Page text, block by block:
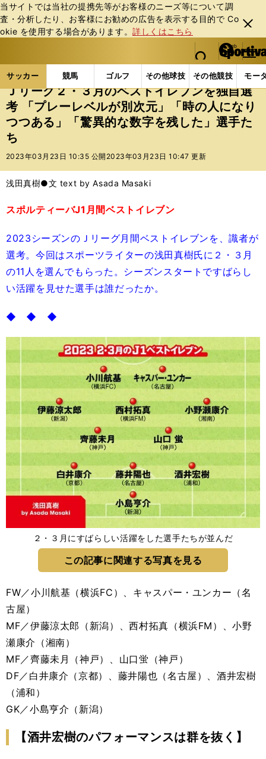
当サイトでは当社の提携先等がお客様のニーズ等について調
査・分析したり、お客様にお勧めの広告を表⽰する⽬的で Co
okie を使⽤する場合があります。詳しくはこちら
閉じ
る
web Sportiva (webスポルティーバ)
検索
マイペ
ー
ジ
メニュ
サッカー 競馬 ゴルフ その他球技 その他競技 モー
ス
ポ
ル
テ
ィ
ー
バ
サッカーの記事一覧 Jリーグ他 Jリーグ Ｊリー
Ｊリーグ２・３月のベストイレブンを独自選
考 「プレーレベルが別次元」「時の人になり
つつある」「驚異的な数字を残した」選手た
ち
2023年03月23日 10:35 公開 2023年03月23日 10:47 更新
浅田真樹●文 text by Asada Masaki
スポルティーバJ1月間ベストイレブン
2023シーズンのＪリーグ月間ベストイレブンを、識者が
選考。今回はスポーツライターの浅田真樹氏に２・３月
の11人を選んでもらった。シーズンスタートですばらし
い活躍を見せた選手は誰だったか。
◆ ◆ ◆
２・３月にすばらしい活躍をした選手たちが並んだ
この記事に関連する写真を見る
FW／小川航基（横浜FC）、キャスパー・ユンカー（名
古屋）
MF／伊藤涼太郎（新潟）、西村拓真（横浜FM）、小野
瀬康介（湘南）
MF／齊藤未月（神戸）、山口蛍（神戸）
DF／白井康介（京都）、藤井陽也（名古屋）、酒井宏樹
（浦和）
GK／小島亨介（新潟）
【酒井宏樹のパフォーマンスは群を抜く】